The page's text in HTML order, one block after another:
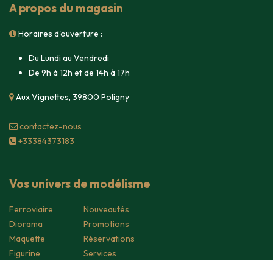
A propos du magasin
Horaires d'ouverture :
Du Lundi au Vendredi
De 9h à 12h et de 14h à 17h
Aux Vignettes, 39800 Poligny
contacte​z-nous
+33384373183
Vos univers de modélisme
Ferroviaire
Diorama
Maquette
Figurine
Nouveautés
Promotions
Réservations
Services